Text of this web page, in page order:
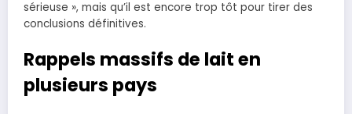
sérieuse », mais qu’il est encore trop tôt pour tirer des
conclusions définitives.
Rappels massifs de lait en
plusieurs pays